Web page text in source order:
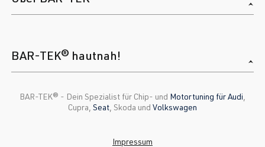
BAR-TEK® hautnah!
BAR-TEK®️ - Dein Spezialist für Chip- und Motortuning für Audi
Cupra, Seat , Skoda und Volkswagen
Impressum